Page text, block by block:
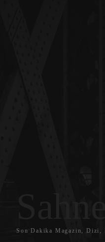
Son Dakika Magazin,